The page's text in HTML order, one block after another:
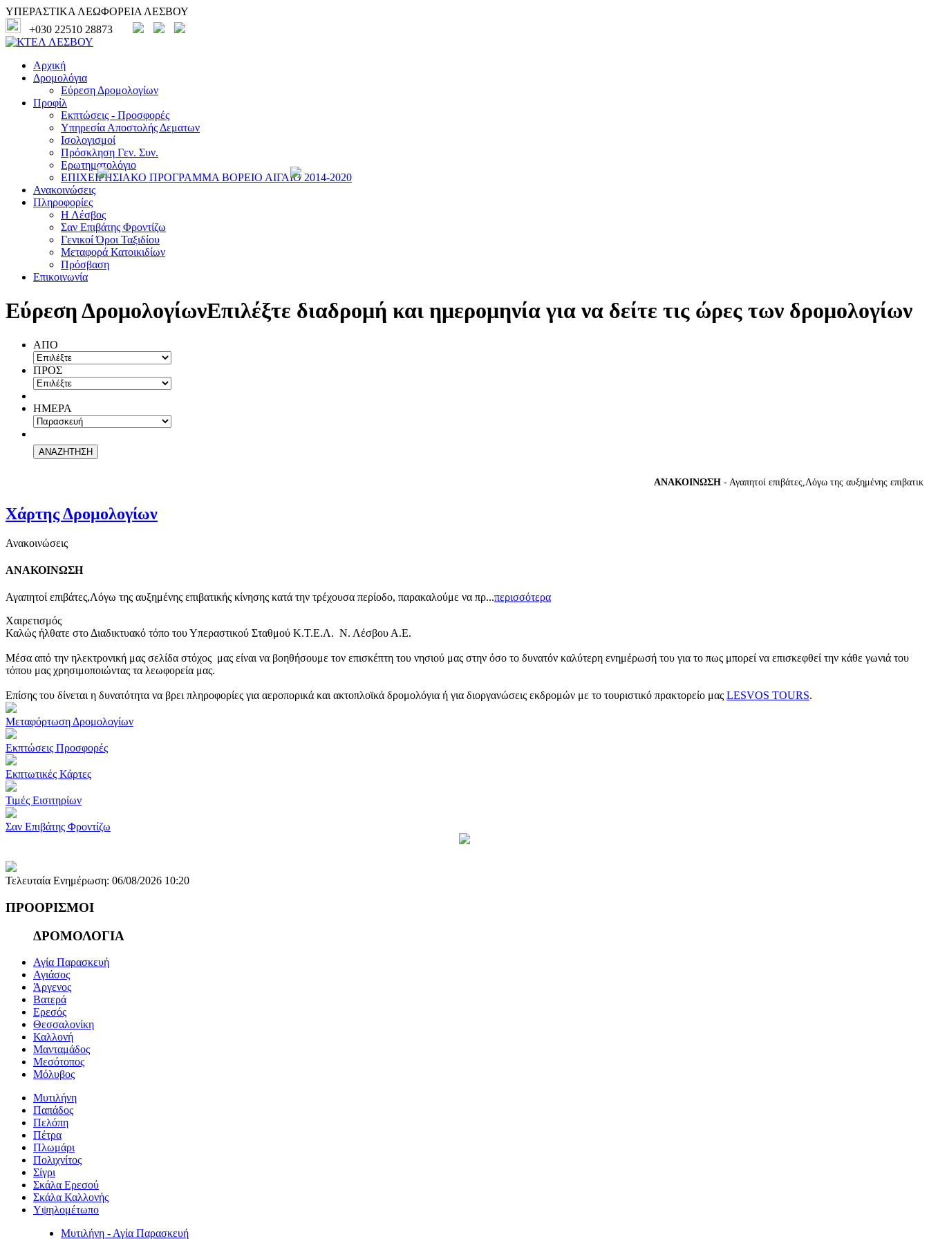
ΥΠΕΡΑΣΤΙΚΑ ΛΕΩΦΟΡΕΙΑ ΛΕΣΒΟΥ
+030 22510 28873
Αρχική
Δρομολόγια
Εύρεση Δρομολογίων
Προφίλ
Εκπτώσεις - Προσφορές
Υπηρεσία Αποστολής Δεματων
Ισολογισμοί
Πρόσκληση Γεν. Συν.
Ερωτηματολόγιο
ΕΠΙΧΕΙΡΗΣΙΑΚΟ ΠΡΟΓΡΑΜΜΑ ΒΟΡΕΙΟ ΑΙΓΑΙΟ 2014-2020
Ανακοινώσεις
Πληροφορίες
Η Λέσβος
Σαν Επιβάτης Φροντίζω
Γενικοί Όροι Ταξιδίου
Μεταφορά Κατοικιδίων
Πρόσβαση
Επικοινωνία
Εύρεση ΔρομολογίωνΕπιλέξτε διαδρομή και ημερομηνία για να δείτε τις ώρες των δρομολογίων
ΑΠΟ
ΠΡΟΣ
ΗΜΕΡΑ
ΑΝΑΚΟΙΝΩΣΗ- Αγαπητοί επιβάτες,Λόγω της αυξημένης επιβατικής
Χάρτης Δρομολογίων
Ανακοινώσεις
ΑΝΑΚΟΙΝΩΣΗ
Αγαπητοί επιβάτες,Λόγω της αυξημένης επιβατικής κίνησης κατά την τρέχουσα περίοδο, παρακαλούμε να πρ...περισσότερα
Χαιρετισμός
Καλώς ήλθατε στο Διαδικτυακό τόπο του Υπεραστικού Σταθμού Κ.Τ.Ε.Λ. Ν. Λέσβου Α.Ε.
Μέσα από την ηλεκτρονική μας σελίδα στόχος μας είναι να βοηθήσουμε τον επισκέπτη του νησιού μας στην όσο το δυνατόν καλύτερη ενημέρωσή του για το πως μπορεί να επισκεφθεί την κάθε γωνιά του
τόπου μας χρησιμοποιώντας τα λεωφορεία μας.
Επίσης του δίνεται η δυνατότητα να βρει πληροφορίες για αεροπορικά και ακτοπλοϊκά δρομολόγια ή για διοργανώσεις εκδρομών με το τουριστικό πρακτορείο μας LESVOS TOURS.
Μεταφόρτωση Δρομολογίων
Εκπτώσεις Προσφορές
Εκπτωτικές Κάρτες
Τιμές Εισιτηρίων
Σαν Επιβάτης Φροντίζω
Τελευταία Ενημέρωση: 06/08/2026 10:20
ΠΡΟΟΡΙΣΜΟΙ
ΔΡΟΜΟΛΟΓΙΑ
Αγία Παρασκευή
Αγιάσος
Άργενος
Βατερά
Ερεσός
Θεσσαλονίκη
Καλλονή
Μανταμάδος
Μεσότοπος
Μόλυβος
Μυτιλήνη
Παπάδος
Πελόπη
Πέτρα
Πλωμάρι
Πολιχνίτος
Σίγρι
Σκάλα Ερεσού
Σκάλα Καλλονής
Υψηλομέτωπο
Μυτιλήνη - Αγία Παρασκευή